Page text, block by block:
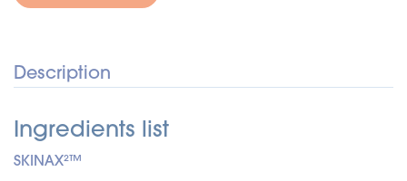
Description
Ingredients list
SKINAX²™